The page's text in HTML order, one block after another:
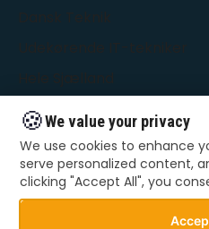
KONTAKT
66 55 22 48
kontakt@danskteknik.dk
🍪We value your privacy
We use cookies to enhance
serve personalized content,
clicking "Accept All", you